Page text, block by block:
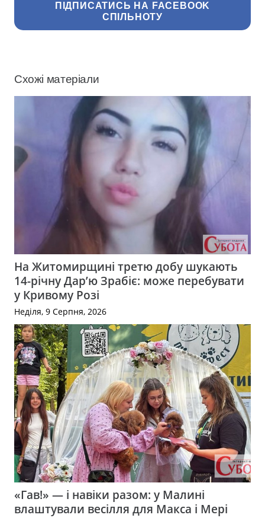
ПІДПИСАТИСЬ НА FACEBOOK
СПІЛЬНОТУ
Схожі матеріали
На Житомирщині третю добу шукають
14-річну Дар’ю Зрабіє: може перебувати
у Кривому Розі
Неділя, 9 Серпня, 2026
«Гав!» — і навіки разом: у Малині
влаштували весілля для Макса і Мері